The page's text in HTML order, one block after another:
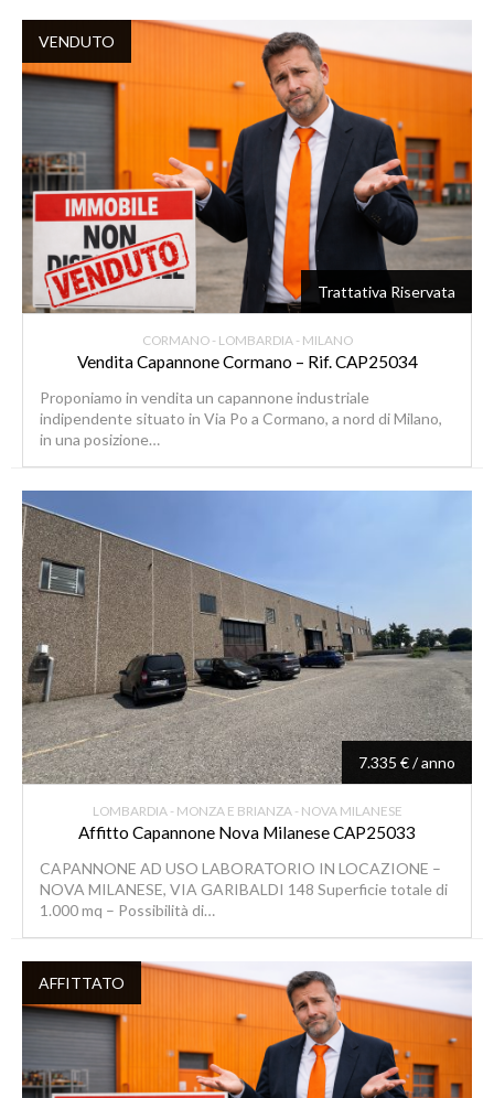
VENDUTO
Trattativa Riservata
CORMANO - LOMBARDIA - MILANO
Vendita Capannone Cormano – Rif. CAP25034
Proponiamo in vendita un capannone industriale
indipendente situato in Via Po a Cormano, a nord di Milano,
in una posizione…
7.335 € / anno
LOMBARDIA - MONZA E BRIANZA - NOVA MILANESE
Affitto Capannone Nova Milanese CAP25033
CAPANNONE AD USO LABORATORIO IN LOCAZIONE –
NOVA MILANESE, VIA GARIBALDI 148 Superficie totale di
1.000 mq – Possibilità di…
AFFITTATO